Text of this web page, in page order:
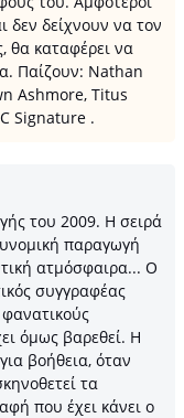
δεν δείχνουν να τον
θα καταφέρει να
Παίζουν: Nathan
Ashmore, Titus
Signature .
του 2009. Η σειρά
παραγωγή
ατμόσφαιρα... Ο
συγγραφέας
όμως βαρεθεί. Η
βοήθεια, όταν
τα
που έχει κάνει ο